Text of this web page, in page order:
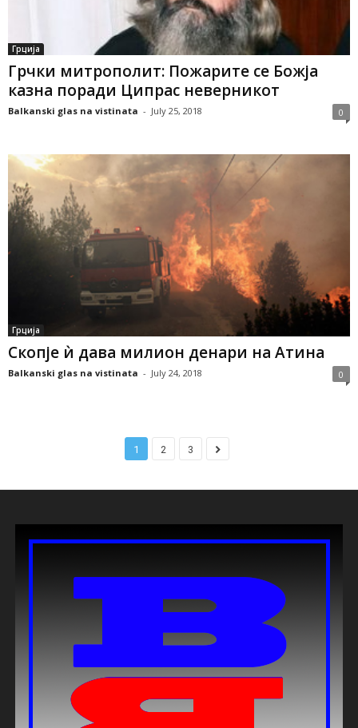
Грција
Грчки митрополит: Пожарите се Божја
казна поради Ципрас неверникот
Balkanski glas na vistinata - July 25, 2018 0
Грција
Скопје ѝ дава милион денари на Атина
Balkanski glas na vistinata - July 24, 2018 0
1 2 3